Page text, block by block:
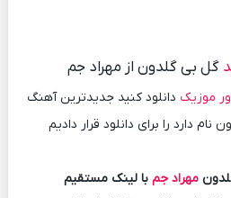
گل بی گلدون از مهراد جم
موزیک دانلود کنید جدیدترین آهنگ
دارد را برای دانلود قرار دادیم
مهراد جمبا لینک مستقیم